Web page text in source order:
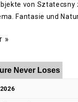
von Sztatecsny
Fantasie und
»
Never Loses